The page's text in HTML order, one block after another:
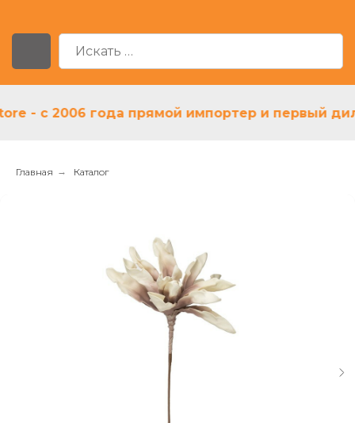
с 2006 года прямой импортер и первый дилер
Главная → Каталог